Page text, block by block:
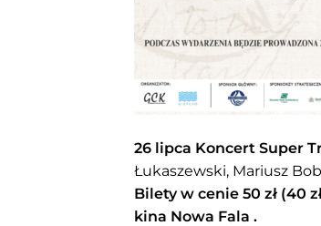
26 lipca Koncert Super
Łukaszewski, Mariusz
Bilety w cenie 50 zł (40
kina Nowa Fala .